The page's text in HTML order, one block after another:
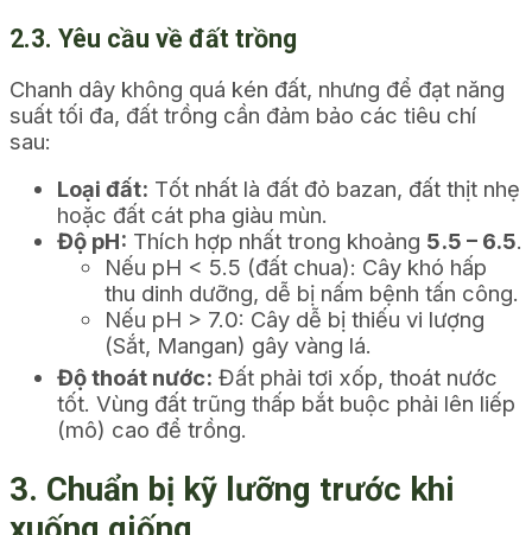
2.3. Yêu cầu về đất trồng
Chanh dây không quá kén đất, nhưng để đạt năng
suất tối đa, đất trồng cần đảm bảo các tiêu chí
sau:
Loại đất: Tốt nhất là đất đỏ bazan, đất thịt nhẹ
hoặc đất cát pha giàu mùn.
Độ pH: Thích hợp nhất trong khoảng 5.5 – 6.5.
Nếu pH < 5.5 (đất chua): Cây khó hấp
thu dinh dưỡng, dễ bị nấm bệnh tấn công.
Nếu pH > 7.0: Cây dễ bị thiếu vi lượng
(Sắt, Mangan) gây vàng lá.
Độ thoát nước: Đất phải tơi xốp, thoát nước
tốt. Vùng đất trũng thấp bắt buộc phải lên liếp
(mô) cao để trồng.
3. Chuẩn bị kỹ lưỡng trước khi